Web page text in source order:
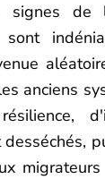
signes de
sont
anciens